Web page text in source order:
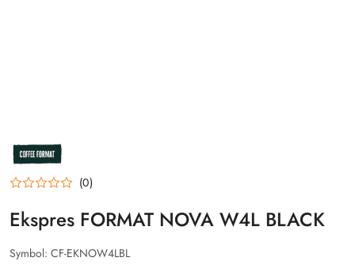
NAZWA
PRODUCENTA:
COFFEE
FORMAT (0)
Ekspres FORMAT NOVA W4L BLACK
Symbol: CF-EKNOW4LBL